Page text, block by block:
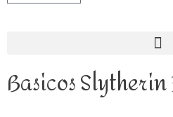
Basicos